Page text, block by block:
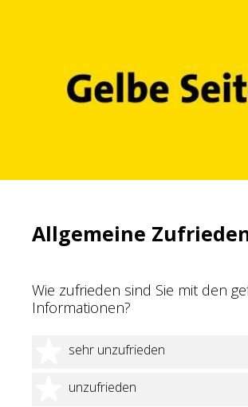
Allgemeine
Wie zufrieden sind Sie mit den
Informationen?
sehr unzufrieden
1 Stern
unzufrieden
2 Sterne